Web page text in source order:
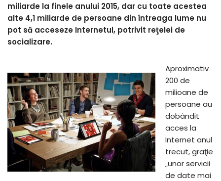
miliarde la finele anului 2015, dar cu toate acestea
alte 4,1 miliarde de persoane din întreaga lume nu
pot să acceseze Internetul, potrivit reţelei de
socializare.
Aproximativ
200 de
milioane de
persoane au
dobândit
acces la
Internet anul
trecut, graţie
„unor servicii
de date mai